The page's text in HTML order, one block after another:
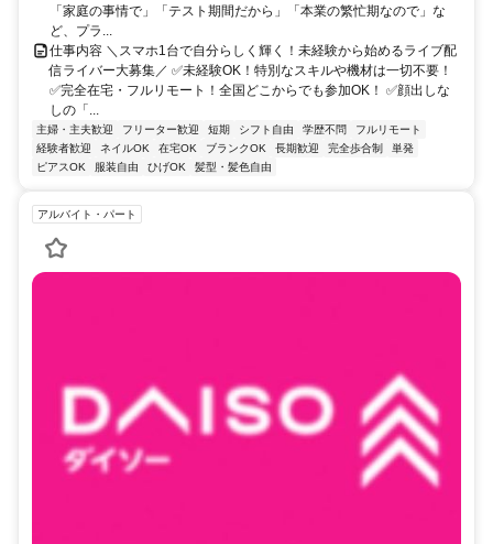
「家庭の事情で」「テスト期間だから」「本業の繁忙期なので」な
ど、プラ...
仕事内容 ＼スマホ1台で自分らしく輝く！未経験から始めるライブ配
信ライバー大募集／ ✅未経験OK！特別なスキルや機材は一切不要！
✅完全在宅・フルリモート！全国どこからでも参加OK！ ✅顔出しな
しの「...
主婦・主夫歓迎 フリーター歓迎 短期 シフト自由 学歴不問
フルリモート
経験者歓迎
ネイルOK 在宅OK ブランクOK 長期歓迎 完全歩合制
単発
ピアスOK
服装自由 ひげOK 髪型・髪色自由
アルバイト・パート